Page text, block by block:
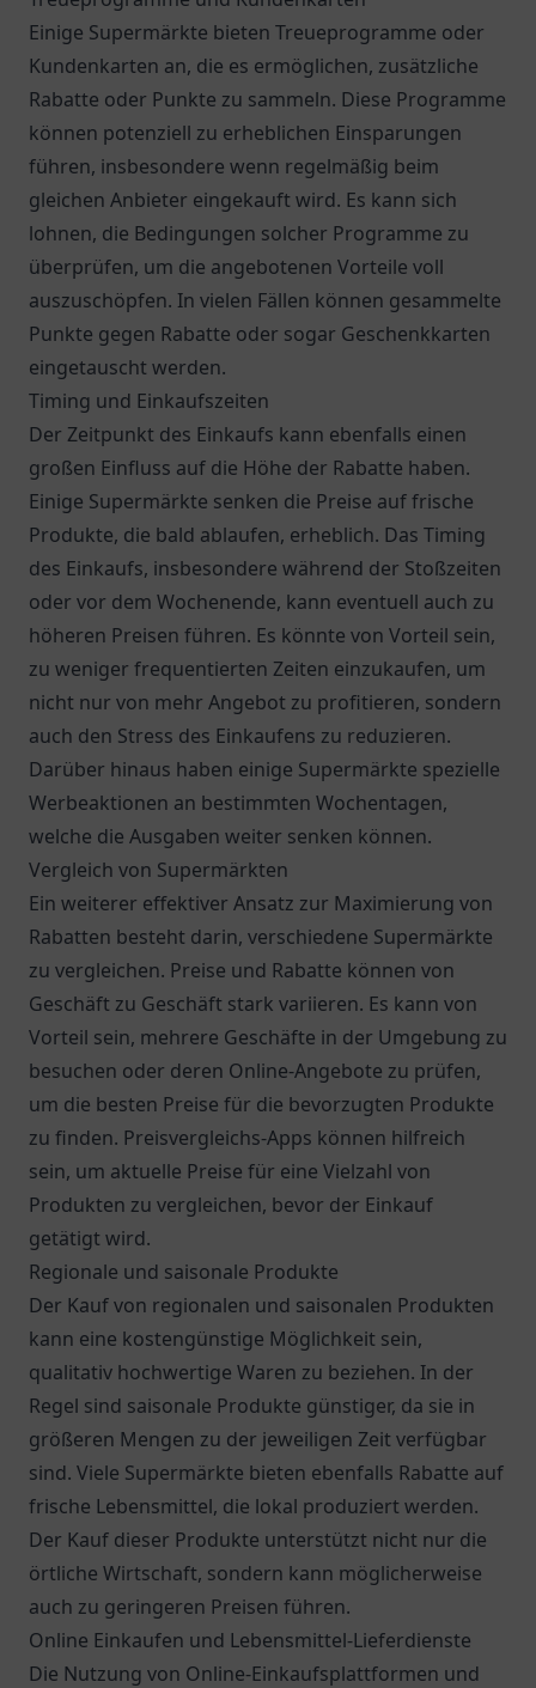
Einige Supermärkte bieten Treueprogramme oder
Kundenkarten an, die es ermöglichen, zusätzliche
Rabatte oder Punkte zu sammeln. Diese Programme
können potenziell zu erheblichen Einsparungen
führen, insbesondere wenn regelmäßig beim
gleichen Anbieter eingekauft wird. Es kann sich
lohnen, die Bedingungen solcher Programme zu
überprüfen, um die angebotenen Vorteile voll
auszuschöpfen. In vielen Fällen können gesammelte
Punkte gegen Rabatte oder sogar Geschenkkarten
eingetauscht werden.
Timing und Einkaufszeiten
Der Zeitpunkt des Einkaufs kann ebenfalls einen
großen Einfluss auf die Höhe der Rabatte haben.
Einige Supermärkte senken die Preise auf frische
Produkte, die bald ablaufen, erheblich. Das Timing
des Einkaufs, insbesondere während der Stoßzeiten
oder vor dem Wochenende, kann eventuell auch zu
höheren Preisen führen. Es könnte von Vorteil sein,
zu weniger frequentierten Zeiten einzukaufen, um
nicht nur von mehr Angebot zu profitieren, sondern
auch den Stress des Einkaufens zu reduzieren.
Darüber hinaus haben einige Supermärkte spezielle
Werbeaktionen an bestimmten Wochentagen,
welche die Ausgaben weiter senken können.
Vergleich von Supermärkten
Ein weiterer effektiver Ansatz zur Maximierung von
Rabatten besteht darin, verschiedene Supermärkte
zu vergleichen. Preise und Rabatte können von
Geschäft zu Geschäft stark variieren. Es kann von
Vorteil sein, mehrere Geschäfte in der Umgebung zu
besuchen oder deren Online-Angebote zu prüfen,
um die besten Preise für die bevorzugten Produkte
zu finden. Preisvergleichs-Apps können hilfreich
sein, um aktuelle Preise für eine Vielzahl von
Produkten zu vergleichen, bevor der Einkauf
getätigt wird.
Regionale und saisonale Produkte
Der Kauf von regionalen und saisonalen Produkten
kann eine kostengünstige Möglichkeit sein,
qualitativ hochwertige Waren zu beziehen. In der
Regel sind saisonale Produkte günstiger, da sie in
größeren Mengen zu der jeweiligen Zeit verfügbar
sind. Viele Supermärkte bieten ebenfalls Rabatte auf
frische Lebensmittel, die lokal produziert werden.
Der Kauf dieser Produkte unterstützt nicht nur die
örtliche Wirtschaft, sondern kann möglicherweise
auch zu geringeren Preisen führen.
Online Einkaufen und Lebensmittel-Lieferdienste
Die Nutzung von Online-Einkaufsplattformen und